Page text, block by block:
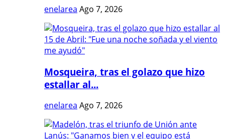
enelarea Ago 7, 2026
Mosqueira, tras el golazo que hizo
estallar al...
enelarea Ago 7, 2026